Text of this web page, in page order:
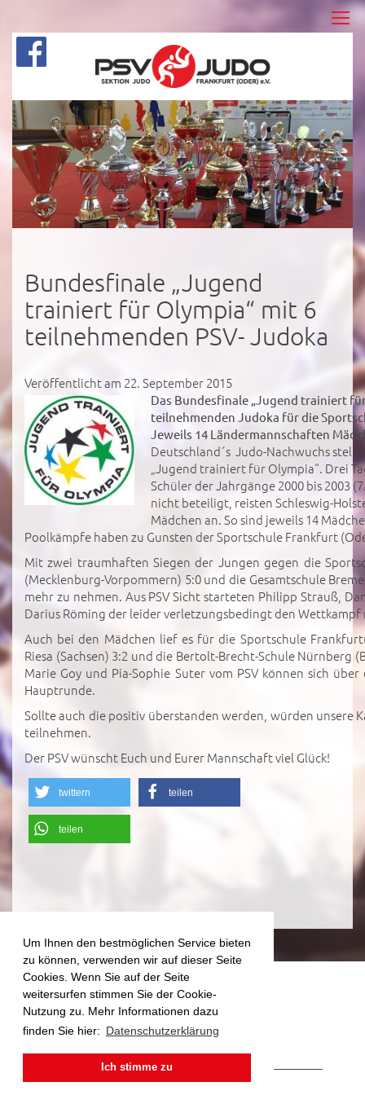
Um Ihnen den bestmöglichen Service bieten
zu können, verwenden wir auf dieser Seite
Cookies. Wenn Sie auf der Seite
weitersurfen stimmen Sie der Cookie-
Nutzung zu. Mehr Informationen dazu
finden Sie hier: Datenschutzerklärung
Ich stimme zu
Bundesfinale „Jugend
trainiert für Olympia“ mit 6
teilnehmenden PSV- Judoka
Veröffentlicht am 22. September 2015
Das Bundesfinale „Jugend trainiert
teilnehmenden Judoka für die
Jeweils 14 Ländermannschaften
Deutschland´s Judo-Nachwuchs
„Jugend trainiert für Olympia“. Drei
Schüler der Jahrgänge 2000 bis 2003
nicht beteiligt, reisten Schleswig-
Mädchen an. So sind jeweils 14
Poolkämpfe haben zu Gunsten der Sportschule Frankfurt
Mit zwei traumhaften Siegen der Jungen gegen die
(Mecklenburg-Vorpommern) 5:0 und die Gesamtschule
mehr zu nehmen. Aus PSV Sicht starteten Philipp Strauß,
Darius Röming der leider verletzungsbedingt den
Auch bei den Mädchen lief es für die Sportschule
Riesa (Sachsen) 3:2 und die Bertolt-Brecht-Schule Nürnberg
Marie Goy und Pia-Sophie Suter vom PSV können sich
Hauptrunde.
Sollte auch die positiv überstanden werden, würden unsere
teilnehmen.
Der PSV wünscht Euch und Eurer Mannschaft viel Glück!
twittern teilen
teilen